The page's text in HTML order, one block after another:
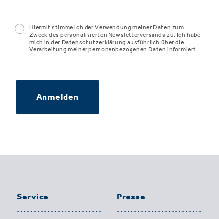
Hiermit stimme ich der Verwendung meiner Daten zum
Zweck des personalisierten Newsletterversands zu. Ich habe
mich in der Datenschutzerklärung ausführlich über die
Verarbeitung meiner personenbezogenen Daten informiert.
Anmelden
Service Presse